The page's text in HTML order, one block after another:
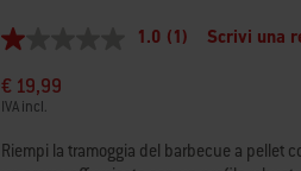
1.0
su
5
valore
di
1.0 (1) Scrivi una
€ 19,99
IVA incl.
Riempi la tramoggia del barbecue a pellet